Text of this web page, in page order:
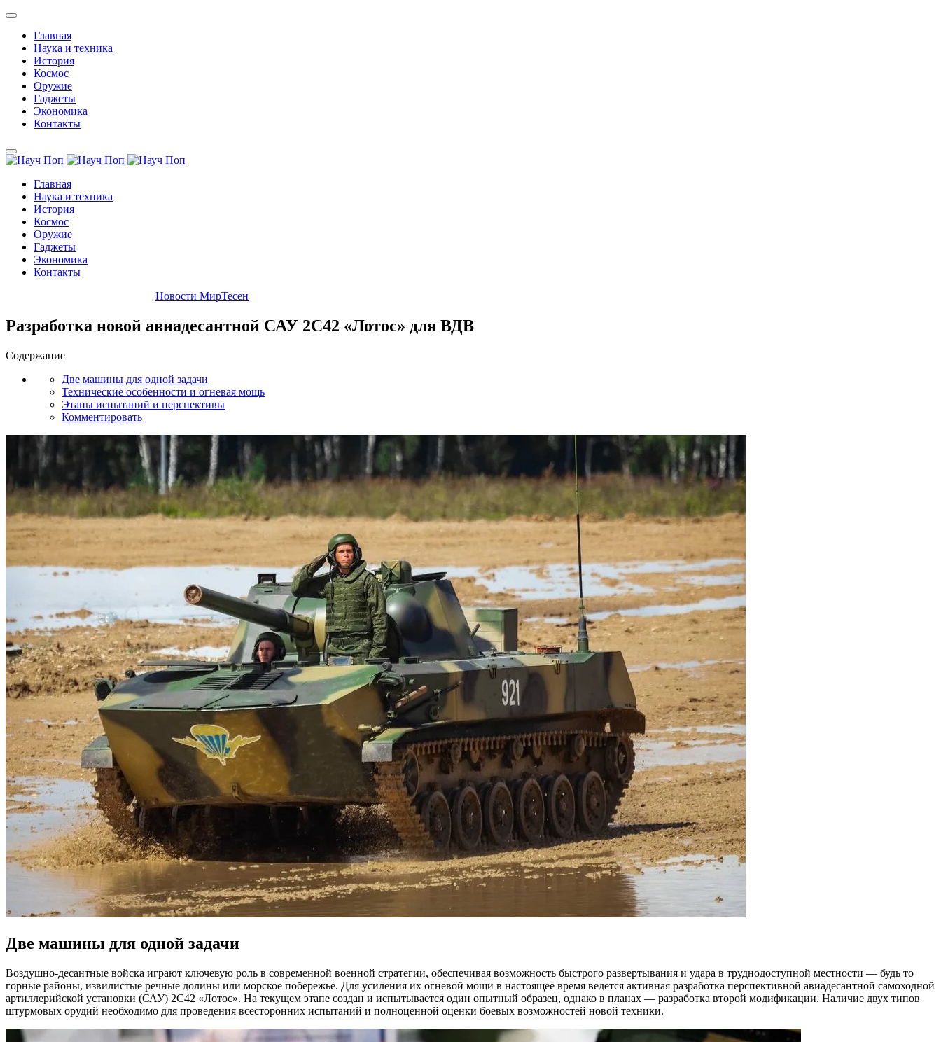
Главная
Наука и техника
История
Космос
Оружие
Гаджеты
Экономика
Контакты
Главная
Наука и техника
История
Космос
Оружие
Гаджеты
Экономика
Контакты
Новости МирТесен
Разработка новой авиадесантной САУ 2С42 «Лотос» для ВДВ
Содержание
Две машины для одной задачи
Технические особенности и огневая мощь
Этапы испытаний и перспективы
Комментировать
Две машины для одной задачи
Воздушно-десантные войска играют ключевую роль в современной военной стратегии, обеспечивая возможность быстрого развертывания и удара в труднодоступной местности — будь то
горные районы, извилистые речные долины или морское побережье. Для усиления их огневой мощи в настоящее время ведется активная разработка перспективной авиадесантной самоходной
артиллерийской установки (САУ) 2С42 «Лотос». На текущем этапе создан и испытывается один опытный образец, однако в планах — разработка второй модификации. Наличие двух типов
штурмовых орудий необходимо для проведения всесторонних испытаний и полноценной оценки боевых возможностей новой техники.